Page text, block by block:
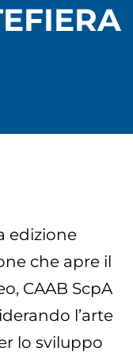
edizione
che apre il
CAAB ScpA
l’arte
lo sviluppo